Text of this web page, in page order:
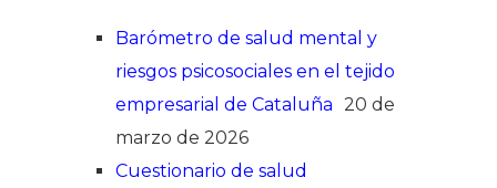
Barómetro de salud mental y
riesgos psicosociales en el tejido
empresarial de Cataluña 20 de
marzo de 2026
Cuestionario de salud